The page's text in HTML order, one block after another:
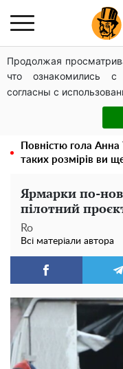
Продолжая
что ознакомились с
согласны с
Павло Прудніков та
у російському
Федерації
Олена Тополя злив
"Антитіла" Тарас
Повністю гола
таких розмірів ви
Ярмарки по-
пілотний
Ro
Всі матеріали автора